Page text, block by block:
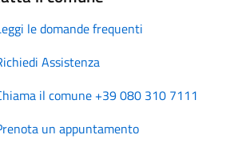
le domande frequenti
Assistenza
il comune +39 080 310 7111
un appuntamento